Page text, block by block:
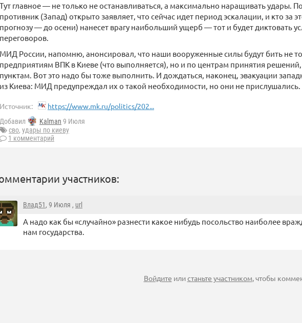
Тут главное — не только не останавливаться, а максимально наращивать удары.
противник (Запад) открыто заявляет, что сейчас идет период эскалации, и кто за
прогнозу — до осени) нанесет врагу наибольший ущерб — тот и будет диктовать
переговоров.
МИД России, напомню, анонсировал, что наши вооруженные силы будут бить не
предприятиям ВПК в Киеве (что выполняется), но и по центрам принятия
пунктам. Вот это надо бы тоже выполнить. И дождаться, наконец, эвакуации
из Киева: МИД предупреждал их о такой необходимости, но они не прислушались.
Источник: https://www.mk.ru/politics/202...
Добавил Kalman 9 Июля
сво, удары по киеву
1 комментарий
участников:
Влад51, 9 Июля , url
А надо как бы «случайно» разнести какое нибудь посольство наиболее
нам государства.
Войдите илистаньте участником, чтобы